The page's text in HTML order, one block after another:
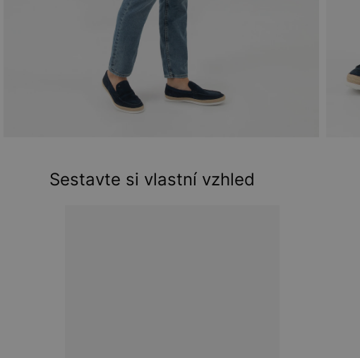
Sestavte si vlastní vzhled